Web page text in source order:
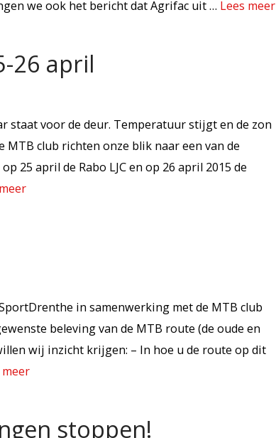
we ook het bericht dat Agrifac uit … Lees meer
26 april
staat voor de deur. Temperatuur stijgt en de zon
club richten onze blik naar een van de
25 april de Rabo LJC en op 26 april 2015 de
in samenwerking met de MTB club
beleving van de MTB route (de oude en
wij inzicht krijgen: – In hoe u de route op dit
meer
stoppen!